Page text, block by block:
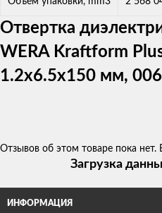
Отвертка
WERA Kraftform
1.2x6.5x150 мм,
Отзывов об этом товаре пока нет.
Загрузка
ИНФОРМАЦИЯ